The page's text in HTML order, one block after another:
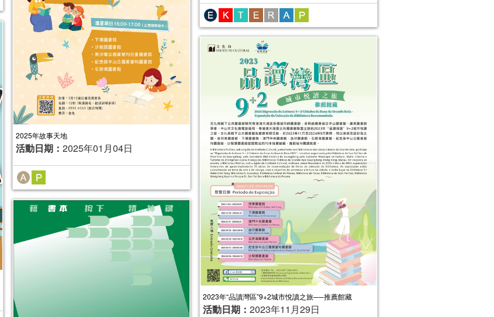
2025年故事天地
活動日期： 2025年01月04日
2023年“品讀灣區”9+2城市悅讀之旅──推薦館藏
活動日期： 2023年11月29日